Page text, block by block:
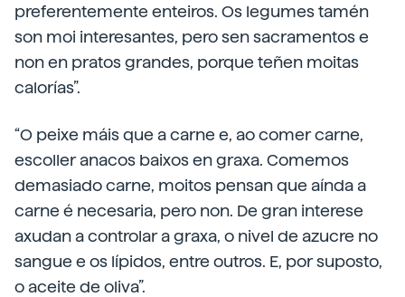
preferentemente enteiros. Os legumes tamén
son moi interesantes, pero sen sacramentos e
non en pratos grandes, porque teñen moitas
calorías”.
“O peixe máis que a carne e, ao comer carne,
escoller anacos baixos en graxa. Comemos
demasiado carne, moitos pensan que aínda a
carne é necesaria, pero non. De gran interese
axudan a controlar a graxa, o nivel de azucre no
sangue e os lípidos, entre outros. E, por suposto,
o aceite de oliva”.